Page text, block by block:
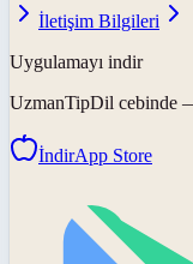
İletişim Bilgileri
Uygulamayı indir
UzmanTipDil cebinde
İndirApp Store